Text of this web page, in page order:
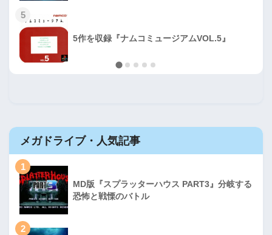
5
5作を収録『ナムコミュージアムVOL.5』
メガドライブ・人気記事
1
MD版『スプラッターハウス PART3』分岐する
恐怖と戦慄のバトル
2